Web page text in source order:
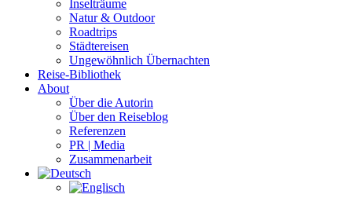
Inselträume
Natur & Outdoor
Roadtrips
Städtereisen
Ungewöhnlich Übernachten
Reise-Bibliothek
About
Über die Autorin
Über den Reiseblog
Referenzen
PR | Media
Zusammenarbeit